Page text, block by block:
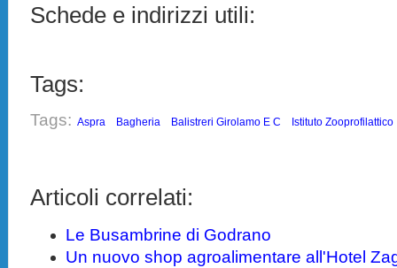
Schede e indirizzi utili:
Tags:
Tags: Aspra Bagheria Balistreri Girolamo E C Istituto Zooprofilattico
Articoli correlati:
Le Busambrine di Godrano
Un nuovo shop agroalimentare all'Hotel